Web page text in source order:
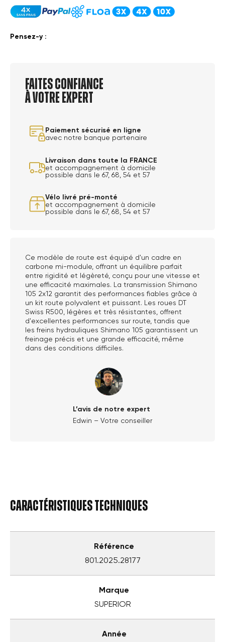
Pensez-y :
Faites confiance
à votre expert
Paiement sécurisé en ligne
avec notre banque partenaire
Livraison dans toute la FRANCE
et accompagnement à domicile
possible dans le 67, 68, 54 et 57
Vélo livré pré-monté
et accompagnement à domicile
possible dans le 67, 68, 54 et 57
Ce modèle de route est équipé d'un cadre en
carbone mi-module, offrant un équilibre parfait
entre rigidité et légèreté, conçu pour une vitesse et
une efficacité maximales. La transmission Shimano
105 2x12 garantit des performances fiables grâce à
un kit route polyvalent et puissant. Les roues DT
Swiss R500, légères et très résistantes, offrent
d'excellentes performances sur route, tandis que
les freins hydrauliques Shimano 105 garantissent un
freinage précis et une grande efficacité, même
dans des conditions difficiles.
L’avis de notre expert
Edwin – Votre conseiller
Caractéristiques techniques
Référence
801.2025.28177
Marque
SUPERIOR
Année